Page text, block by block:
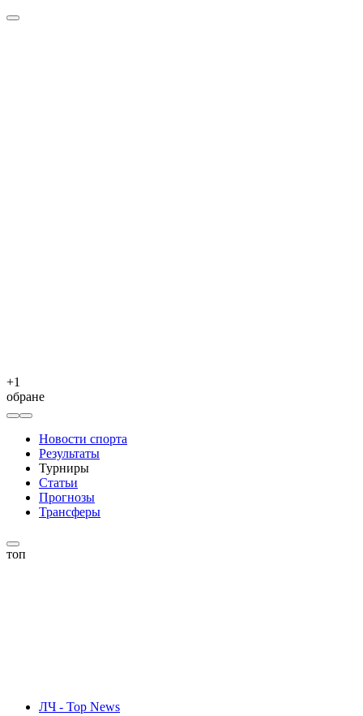
+1
обране
Новости спорта
Результаты
Турниры
Статьи
Прогнозы
Трансферы
топ
ЛЧ - Top News